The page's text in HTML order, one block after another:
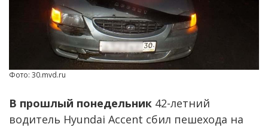
Фото: 30.mvd.ru
В прошлый понедельник 42-летний
водитель Hyundai Accent сбил пешехода на